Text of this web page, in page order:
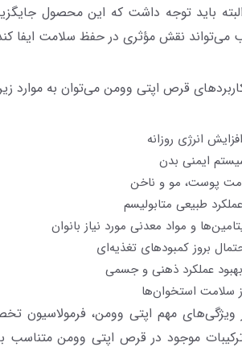
باید توجه داشت که این محصول
می‌تواند نقش مؤثری در حفظ سلامت ایفا
قرص اپتی وومن می‌توان به موارد
انرژی روزانه
ایمنی بدن
پوست، مو و ناخن
طبیعی متابولیسم
و مواد معدنی مورد نیاز بانوان
بروز کمبودهای تغذیه‌ای
عملکرد ذهنی و جسمی
سلامت استخوان‌ها
ویژگی‌های مهم اپتی وومن، فرمولاسیون
موجود در قرص اپتی وومن متناسب